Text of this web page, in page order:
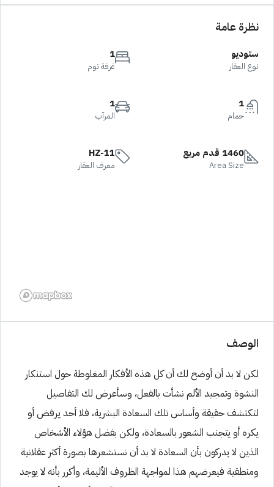
نظرة عامة
ستوديو
نوع العقار
1
غرفة نوم
1
حمام
1
المرآب
1460 قدم مربع
Area Size
HZ-11
معرف العقار
الوصف
لكن لا بد أن أوضح لك أن كل هذه الأفكار المغلوطة حول استنكار
النشوة وتمجيد الألم نشأت بالفعل، وسأعرض لك التفاصيل
لتكتشف حقيقة وأساس تلك السعادة البشرية، فلا أحد يرفض أو
يكره أو يتجنب الشعور بالسعادة، ولكن بفضل هؤلاء الأشخاص
الذين لا يدركون بأن السعادة لا بد أن نستشعرها بصورة أكثر عقلانية
ومنطقية فيعرضهم هذا لمواجهة الظروف الأليمة، وأكرر بأنه لا يوجد